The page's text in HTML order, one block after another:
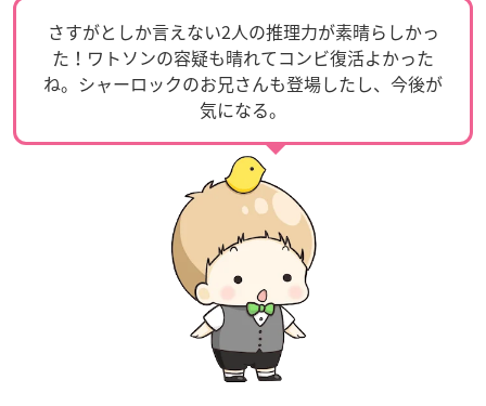
さすがとしか言えない2人の推理力が素晴らしかっ
た！ワトソンの容疑も晴れてコンビ復活よかった
ね。シャーロックのお兄さんも登場したし、今後が
気になる。